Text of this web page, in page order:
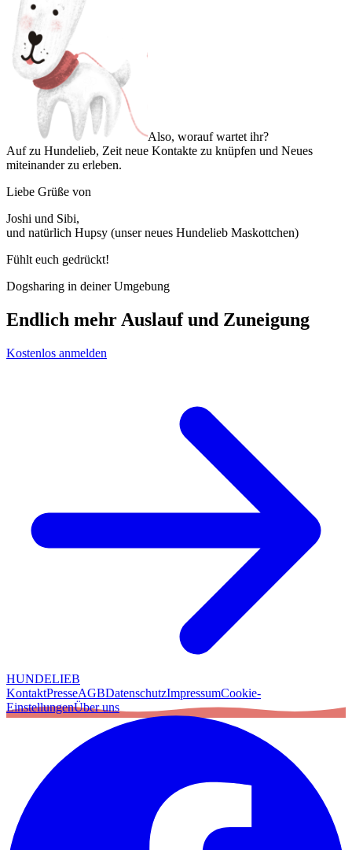
Also, worauf wartet ihr?
Auf zu Hundelieb, Zeit neue Kontakte zu knüpfen und Neues
miteinander zu erleben.
Liebe Grüße von
Joshi und Sibi,
und natürlich Hupsy (unser neues Hundelieb Maskottchen)
Fühlt euch gedrückt!
Dogsharing in deiner Umgebung
Endlich mehr Auslauf und Zuneigung
Kostenlos anmelden
HUNDELIEB
KontaktPresseAGBDatenschutzImpressumCookie-
EinstellungenÜber uns